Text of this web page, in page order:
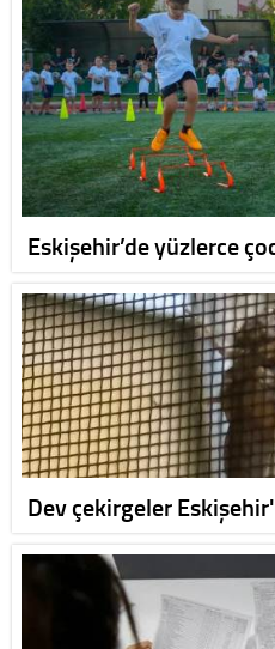
Eskişehir’de yüzlerce
Dev çekirgeler